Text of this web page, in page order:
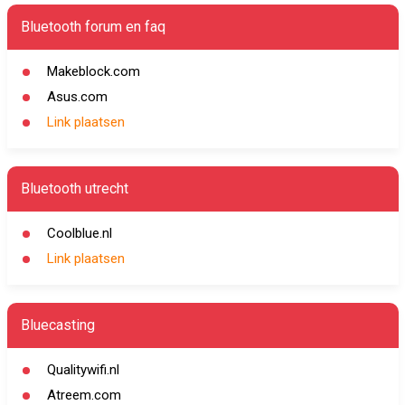
Bluetooth forum en faq
Makeblock.com
Asus.com
Link plaatsen
Bluetooth utrecht
Coolblue.nl
Link plaatsen
Bluecasting
Qualitywifi.nl
Atreem.com